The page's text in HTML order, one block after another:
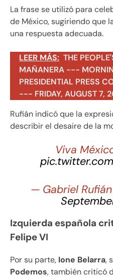
La frase se utilizó para
de México, sugiriendo que
una respuesta adecuada.
LEER MÁS: THE
MAÑANERA ---
PRESIDENTIAL PRESS
--- FRIDAY, AUGUST 7,
Rufián indicó que la
describir el desaire de la
Viva
— Gabriel
Izquierda española
Felipe VI
Por su parte, Ione Belarra,
Podemos, también criticó